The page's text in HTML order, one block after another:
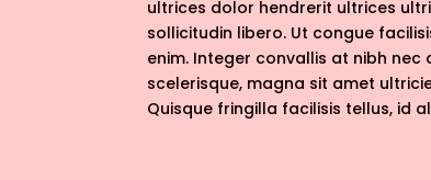
ultrices dolor hendrerit ultrices
sollicitudin libero. Ut congue
enim. Integer convallis at nibh nec
scelerisque, magna sit amet
Quisque fringilla facilisis tellus, id